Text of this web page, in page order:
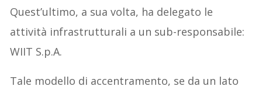
Quest’ultimo, a sua volta, ha delegato le
attività infrastrutturali a un sub-responsabile:
WIIT S.p.A.
Tale modello di accentramento, se da un lato